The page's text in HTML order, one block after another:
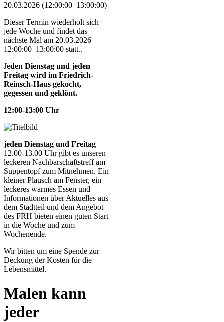
20.03.2026 (12:00:00–13:00:00)
Dieser Termin wiederholt sich
jede Woche und findet das
nächste Mal am 20.03.2026
12:00:00–13:00:00 statt..
Jeden Dienstag und jeden
Freitag wird im Friedrich-
Reinsch-Haus gekocht,
gegessen und geklönt.
12:00-13:00 Uhr
jeden Dienstag und Freitag
12.00-13.00 Uhr gibt es unseren
leckeren Nachbarschaftstreff am
Suppentopf zum Mitnehmen. Ein
kleiner Plausch am Fenster, ein
leckeres warmes Essen und
Informationen über Aktuelles aus
dem Stadtteil und dem Angebot
des FRH bieten einen guten Start
in die Woche und zum
Wochenende.
Wir bitten um eine Spende zur
Deckung der Kosten für die
Lebensmittel.
Malen kann
jeder